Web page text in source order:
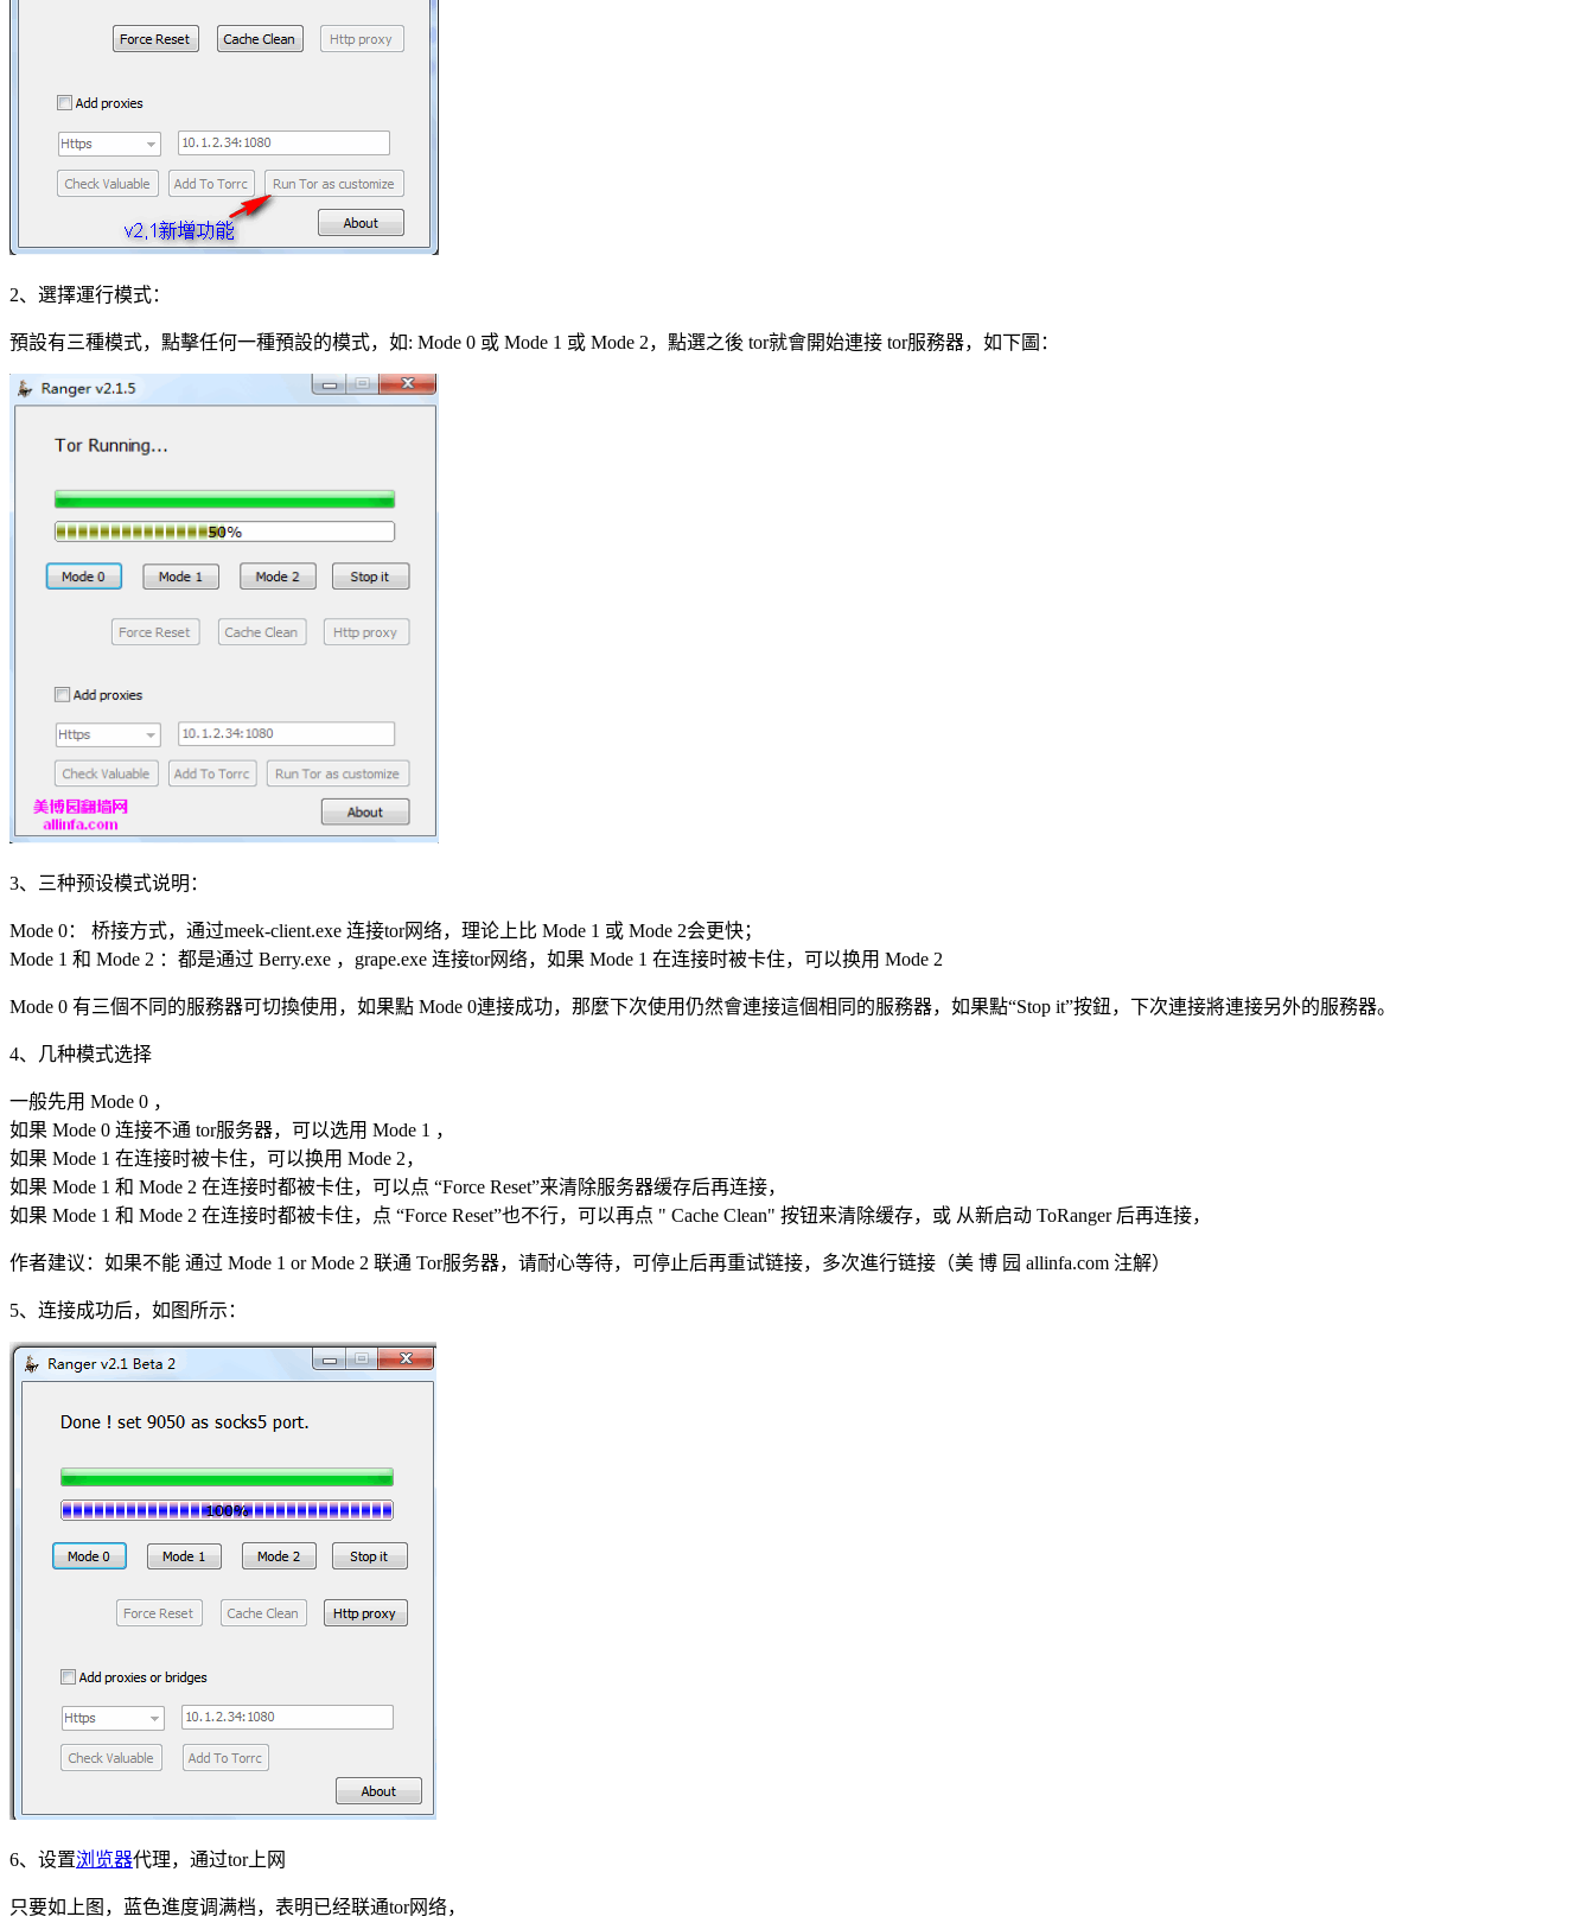
2、選擇運行模式：
預設有三種模式，點擊任何一種預設的模式，如: Mode 0 或 Mode 1 或 Mode 2，點選之後 tor就會開始連接 tor服務器，如下圖：
3、三种预设模式说明：
Mode 0： 桥接方式，通过meek-client.exe 连接tor网络，理论上比 Mode 1 或 Mode 2会更快；
Mode 1 和 Mode 2 ：都是通过 Berry.exe ，grape.exe 连接tor网络，如果 Mode 1 在连接时被卡住，可以换用 Mode 2
Mode 0 有三個不同的服務器可切換使用，如果點 Mode 0連接成功，那麼下次使用仍然會連接這個相同的服務器，如果點“Stop it”按鈕，下次連接將連接另外的服務器。
4、几种模式选择
一般先用 Mode 0 ，
如果 Mode 0 连接不通 tor服务器，可以选用 Mode 1 ，
如果 Mode 1 在连接时被卡住，可以换用 Mode 2，
如果 Mode 1 和 Mode 2 在连接时都被卡住，可以点 “Force Reset”来清除服务器缓存后再连接，
如果 Mode 1 和 Mode 2 在连接时都被卡住，点 “Force Reset”也不行，可以再点 " Cache Clean" 按钮来清除缓存，或 从新启动 ToRanger 后再连接，
作者建议：如果不能 通过 Mode 1 or Mode 2 联通 Tor服务器，请耐心等待，可停止后再重试链接，多次進行链接（美 博 园 allinfa.com 注解）
5、连接成功后，如图所示：
6、设置浏览器代理，通过tor上网
只要如上图，蓝色進度调满档，表明已经联通tor网络，